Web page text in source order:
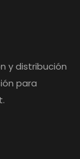
y distribución
para